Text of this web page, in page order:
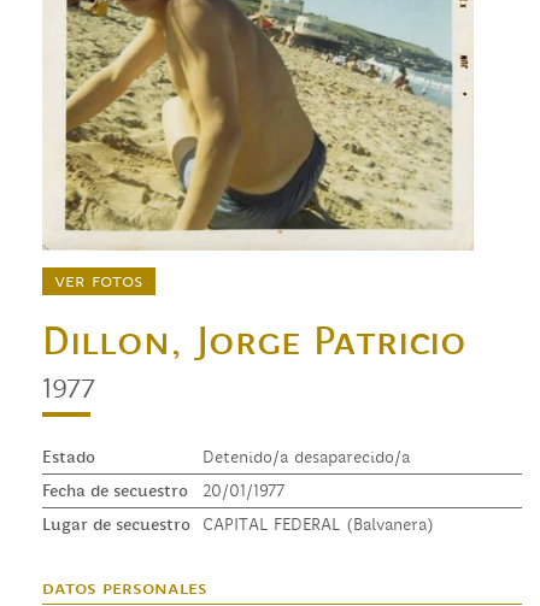
ver fotos
Dillon, Jorge Patricio
1977
Estado
Detenido/a desaparecido/a
Fecha de secuestro
20/01/1977
Lugar de secuestro
CAPITAL FEDERAL (Balvanera)
datos personales